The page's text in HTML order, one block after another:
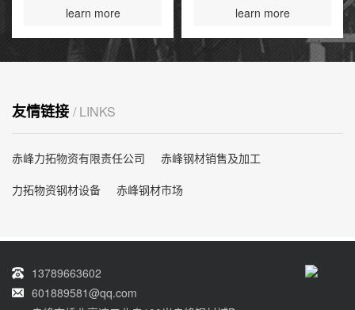
learn more learn more
友情链接 / LINKS
赤峰力拓物资有限责任公司
赤峰钢材销售及加工
力拓物资钢材设备
赤峰钢材市场
13789663602
601889581@qq.com